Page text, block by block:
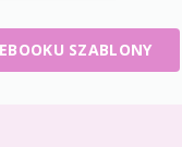
SZABLONY